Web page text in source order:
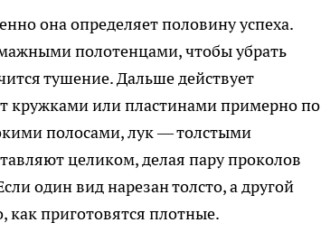
она определяет половину успеха.
полотенцами, чтобы убрать
тушение. Дальше действует
кружками или пластинами примерно по
полосами, лук — толстыми
целиком, делая пару проколов
один вид нарезан толсто, а другой
как приготовятся плотные.